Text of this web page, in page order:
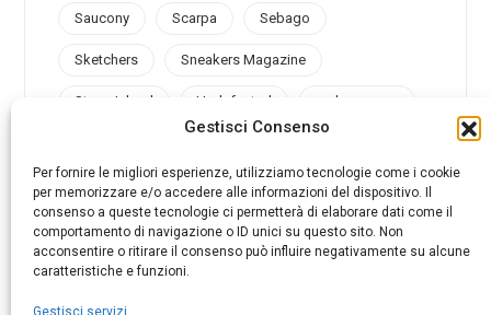
Gestisci Consenso
Per fornire le migliori esperienze, utilizziamo tecnologie come i cookie
per memorizzare e/o accedere alle informazioni del dispositivo. Il
consenso a queste tecnologie ci permetterà di elaborare dati come il
comportamento di navigazione o ID unici su questo sito. Non
acconsentire o ritirare il consenso può influire negativamente su alcune
caratteristiche e funzioni.
Gestisci servizi
Saucony Scarpa Sebago
Sketchers Sneakers Magazine
Stone Island Undefeated under armour
@sneakersmag_it